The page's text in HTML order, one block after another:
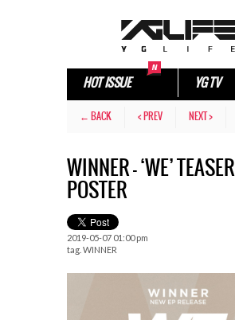
HOT ISSUE YG TV
← BACK < PREV NEXT >
WINNER – ‘WE’ TEASER
POSTER
2019-05-07 01:00 pm
tag. WINNER